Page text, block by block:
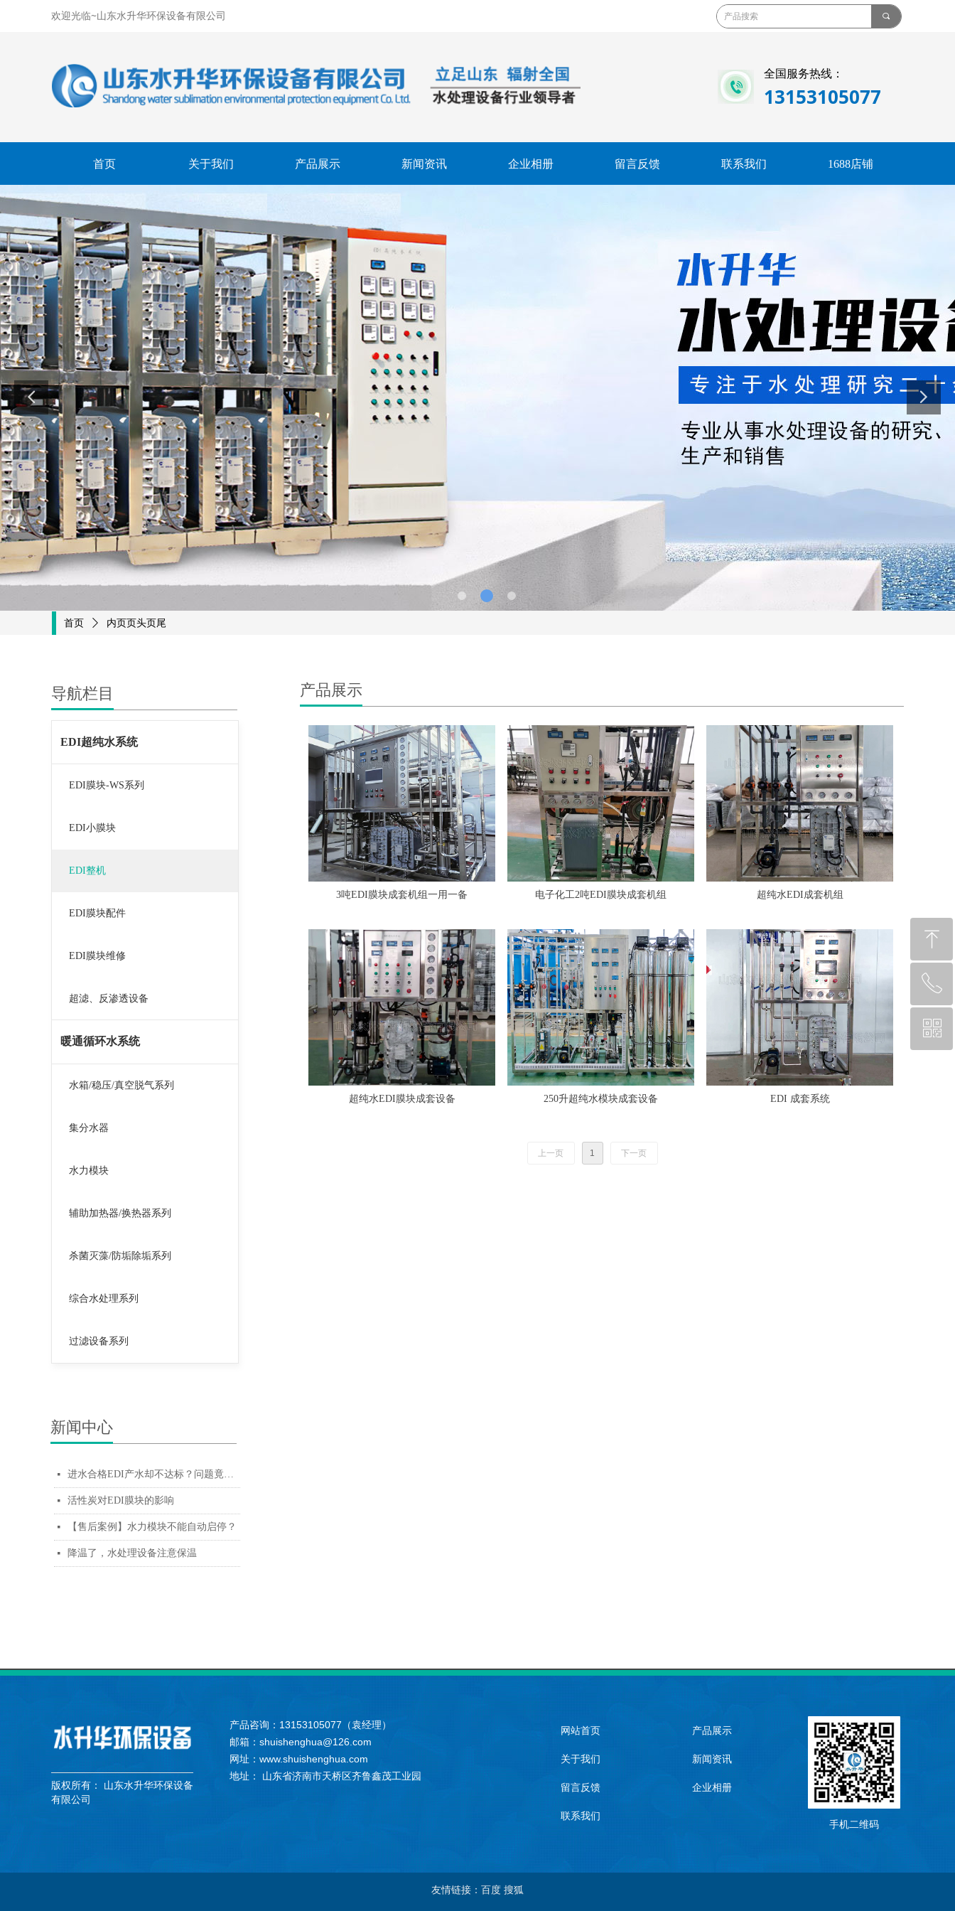
欢迎光临~山东水升华环保设备有限公司 끠
全国服务热线：
13153105077
首页 关于我们 产品展示 新闻资讯 企业相册 留言反馈 联系我们 1688店铺
产品展示
3吨EDI膜块成套机组一用一备 电子化工2吨EDI膜块成套机组 超纯水EDI成套机组
超纯水EDI膜块成套设备 250升超纯水模块成套设备 EDI 成套系统
上一页 1 下一页
导航栏目
新闻中心
EDI超纯水系统
EDI膜块-WS系列
EDI小膜块
EDI整机
EDI膜块配件
EDI膜块维修
超滤、反渗透设备
暖通循环水系统
水箱/稳压/真空脱气系列
集分水器
水力模块
辅助加热器/换热器系列
杀菌灭藻/防垢除垢系列
综合水处理系列
过滤设备系列
넷 进水合格EDI产水却不达标？问题竟出在这个配件！
넷 活性炭对EDI膜块的影响
넷 【售后案例】水力模块不能自动启停？
넷 降温了，水处理设备注意保温
首页 ꄲ 内页页头页尾
版权所有：
山东水升华环保设备
有限公司
产品咨询：13153105077（袁经理）
邮箱：shuishenghua@126.com
网址：www.shuishenghua.com
地址： 山东省济南市天桥区齐鲁鑫茂工业园
手机二维码
网站首页
关于我们
留言反馈
联系我们
产品展示
新闻资讯
企业相册
友情链接：百度 搜狐
ꁸ
回到顶部
ꂅ
88888888
ꀥ